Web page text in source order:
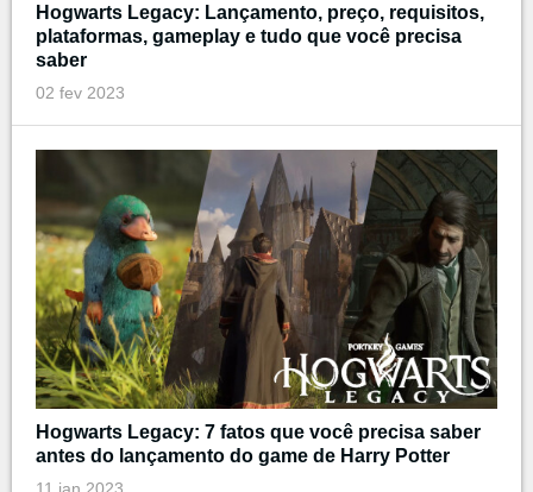
Hogwarts Legacy: Lançamento, preço, requisitos,
plataformas, gameplay e tudo que você precisa
saber
02 fev 2023
Hogwarts Legacy: 7 fatos que você precisa saber
antes do lançamento do game de Harry Potter